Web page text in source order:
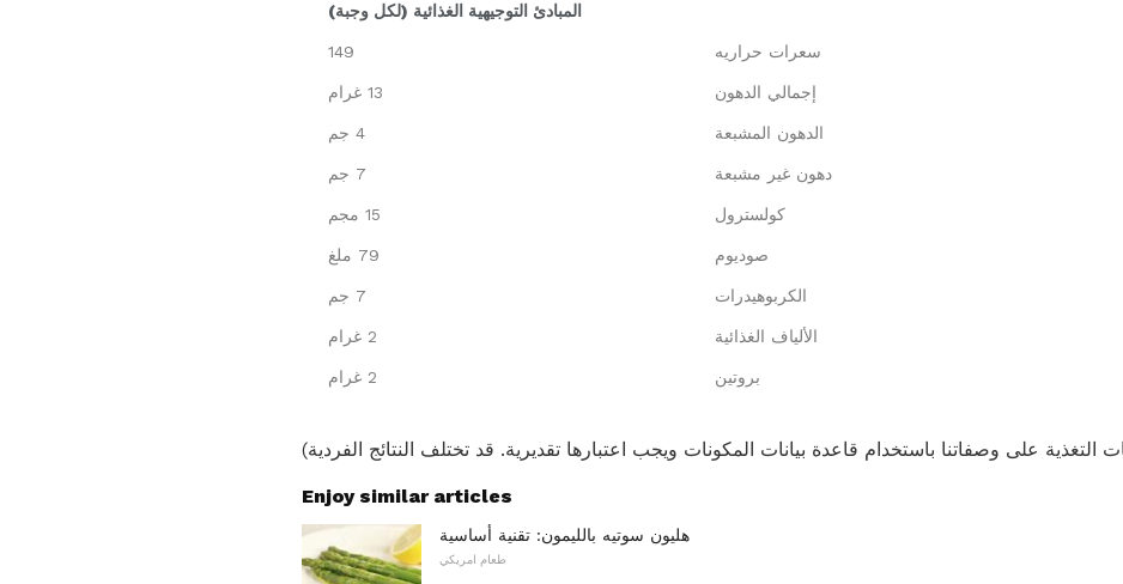
المبادئ التوجيهية الغذائية (لكل وجبة)
سعرات حراريه 149
إجمالي الدهون 13 غرام
الدهون المشبعة 4 جم
دهون غير مشبعة 7 جم
كولسترول 15 مجم
صوديوم 79 ملغ
الكربوهيدرات 7 جم
الألياف الغذائية 2 غرام
بروتين 2 غرام
Enjoy similar articles
هليون سوتيه بالليمون: تقنية أساسية
طعام امريكي